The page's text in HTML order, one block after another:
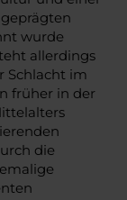
wurde
allerdings
Schlacht im
früher in der
die